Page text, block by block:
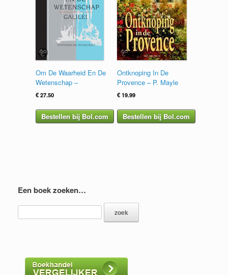
Om De Waarheid En De
Wetenschap –
€27.50
Bestellen bij Bol.com
Ontknoping In De
Provence – P. Mayle
€19.99
Bestellen bij Bol.com
Een boek zoeken…